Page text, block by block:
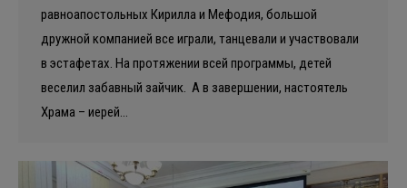
равноапостольных Кирилла и Мефодия, большой
дружной компанией все играли, танцевали и участвовали
в эстафетах. На протяжении всей программы, детей
веселил забавный зайчик. А в завершении, настоятель
Храма – иерей…